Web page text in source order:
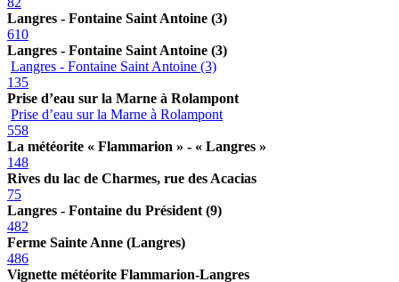
Langres - Fontaine Saint Antoine (3)
610
Langres - Fontaine Saint Antoine (3)
Langres - Fontaine Saint Antoine (3)
135
Prise d’eau sur la Marne à Rolampont
Prise d’eau sur la Marne à Rolampont
558
La météorite « Flammarion » - « Langres »
148
Rives du lac de Charmes, rue des Acacias
75
Langres - Fontaine du Président (9)
482
Ferme Sainte Anne (Langres)
486
Vignette météorite Flammarion-Langres